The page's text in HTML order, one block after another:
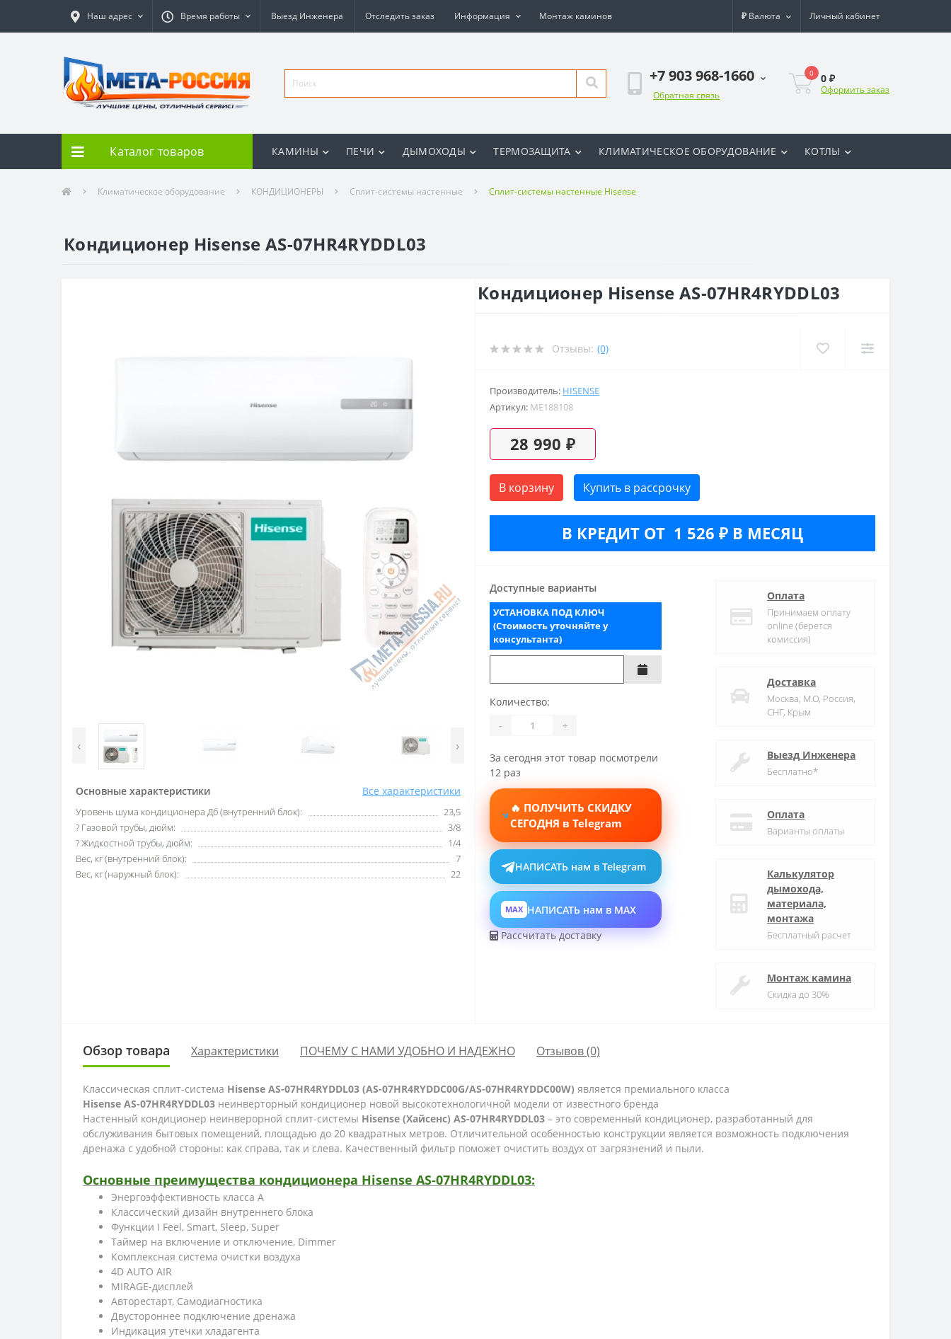
Наш адрес Время работы Выезд Инженера Отследить заказ Информация Монтаж каминов ₽ Валюта Личный кабинет
+7 903 968-1660
Обратная связь
0 0 ₽
Оформить заказ
Каталог товаров КАМИНЫ ПЕЧИ ДЫМОХОДЫ ТЕРМОЗАЩИТА КЛИМАТИЧЕСКОЕ ОБОРУДОВАНИЕ КОТЛЫ
Климатическое оборудование КОНДИЦИОНЕРЫ Сплит-системы настенные Сплит-системы настенные Hisense
Кондиционер Hisense AS-07HR4RYDDL03
‹ ›
Основные характеристики Все характеристики
Уровень шума кондиционера Дб (внутренний блок):
23,5
? Газовой трубы, дюйм:
3/8
? Жидкостной трубы, дюйм:
1/4
Вес, кг (внутренний блок):
7
Вес, кг (наружный блок):
22
Кондиционер Hisense AS-07HR4RYDDL03
Отзывы: (0)
Производитель: HISENSE
Артикул: ME188108
28 990 ₽
В корзину Купить в рассрочку
В КРЕДИТ ОТ 1 526 ₽ В МЕСЯЦ
Доступные варианты
УСТАНОВКА ПОД КЛЮЧ
(Стоимость уточняйте у
консультанта)
Количество:
- +
За сегодня этот товар посмотрели
12 раз
🔥 ПОЛУЧИТЬ СКИДКУ
СЕГОДНЯ в Telegram
НАПИСАТЬ нам в Telegram
MAX НАПИСАТЬ нам в MAX
Рассчитать доставку
Оплата
Принимаем оплату
online (берется
комиссия)
Доставка
Москва, М.О, Россия,
СНГ, Крым
Выезд Инженера
Бесплатно*
Оплата
Варианты оплаты
Калькулятор
дымохода,
материала,
монтажа
Бесплатный расчет
Монтаж камина
Скидка до 30%
Обзор товара Характеристики ПОЧЕМУ С НАМИ УДОБНО И НАДЕЖНО Отзывов (0)
Классическая сплит-система Hisense AS-07HR4RYDDL03 (AS-07HR4RYDDC00G/AS-07HR4RYDDC00W) является премиального класса
Hisense AS-07HR4RYDDL03 неинверторный кондиционер новой высокотехнологичной модели от известного бренда
Настенный кондиционер неинверорной сплит-системы Hisense (Хайсенс) AS-07HR4RYDDL03 – это современный кондиционер, разработанный для
обслуживания бытовых помещений, площадью до 20 квадратных метров. Отличительной особенностью конструкции является возможность подключения
дренажа с удобной стороны: как справа, так и слева. Качественный фильтр поможет очистить воздух от загрязнений и пыли.
Основные преимущества кондиционера Hisense AS-07HR4RYDDL03:
Энергоэффективность класса А
Классический дизайн внутреннего блока
Функции I Feel, Smart, Sleep, Super
Таймер на включение и отключение, Dimmer
Комплексная система очистки воздуха
4D AUTO AIR
MIRAGE-дисплей
Авторестарт, Самодиагностика
Двустороннее подключение дренажа
Индикация утечки хладагента